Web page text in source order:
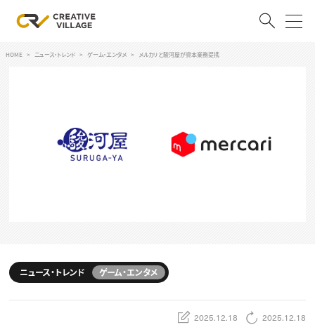
スキルアップしたい！
スキルアップしたい！ トップ
プログラミング
TOP Creator’s コラム
HOME ニュース・トレンド ゲーム・エンタメ メルカリと駿河屋が資本業務提携
ニュース・トレンド ゲーム・エンタメ
2025.12.18 2025.12.18